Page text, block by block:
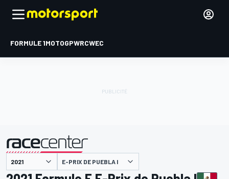
FORMULE 1MOTOGPWRCWEC
présenté par E-PRIX DE PUEBLA I